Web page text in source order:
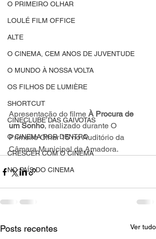
O PRIMEIRO OLHAR
LOULÉ FILM OFFICE
ALTE
O CINEMA, CEM ANOS DE JUVENTUDE
O MUNDO À NOSSA VOLTA
OS FILHOS DE LUMIÈRE
SHORTCUT
CINECLUBE DAS GAIVOTAS
O CINEMA POR DENTRO
CRESCER COM O CINEMA
NO PAÍS DO CINEMA
Apresentação do filme À Procura de
um Sonho, realizado durante O
Primeiro Olhar 15 no Auditório da
Câmara Municipal da Amadora.
Posts recentes Ver tudo